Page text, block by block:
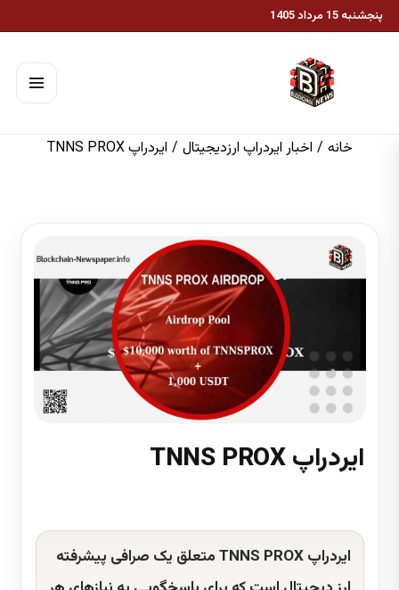
پنجشنبه 15 مرداد 1405
خانه / اخبار ایردراپ ارزدیجیتال / ایردراپ TNNS PROX
ایردراپ TNNS PROX
ایردراپ TNNS PROX متعلق یک صرافی پیشرفته